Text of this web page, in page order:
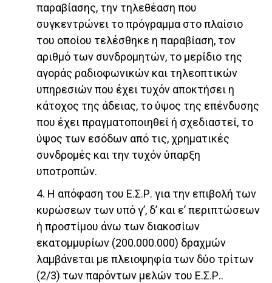
παραβίασης, την τηλεθέαση που
συγκεντρώνει το πρόγραμμα στο πλαίσιο
του οποίου τελέσθηκε η παραβίαση, τον
αριθμό των συνδρομητών, το μερίδιο της
αγοράς ραδιοφωνικών και τηλεοπτικών
υπηρεσιών που έχει τυχόν αποκτήσει η
κάτοχος της άδειας, το ύψος της επένδυσης
που έχει πραγματοποιηθεί ή σχεδιαστεί, το
ύψος των εσόδων από τις, χρηματικές
συνδρομές και την τυχόν ύπαρξη
υποτροπών.
4. Η απόφαση του Ε.Σ.Ρ. για την επιβολή των
κυρώσεων των υπό γ’, δ’ και ε’ περιπτώσεων
ή προστίμου άνω των διακοσίων
εκατομμυρίων (200.000.000) δραχμών
λαμβάνεται με πλειοψηφία των δύο τρίτων
(2/3) των παρόντων μελών του Ε.Σ.Ρ..